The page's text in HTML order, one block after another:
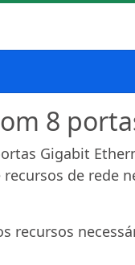
8
Gigabit
de rede
recursos